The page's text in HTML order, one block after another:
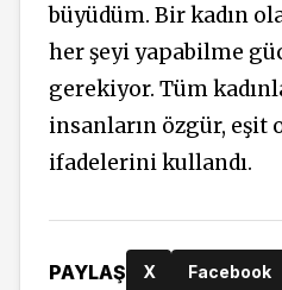
büyüdüm. Bir kadın
her şeyi yapabilme
gerekiyor. Tüm
insanların özgür, eşit
ifadelerini kullandı.
PAYLAŞ X Facebook